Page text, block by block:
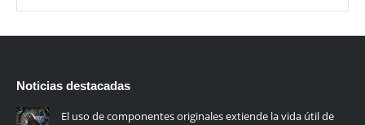
Noticias destacadas
El uso de componentes originales extiende la vida útil de